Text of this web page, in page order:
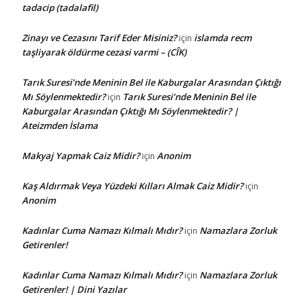
tadacip (tadalafil)
Zinayı ve Cezasını Tarif Eder Misiniz?için islamda recm
taşliyarak öldürme cezasi varmi – (CÎK)
Tarık Suresi’nde Meninin Bel ile Kaburgalar Arasından Çıktığı
Mı Söylenmektedir?için Tarık Suresi’nde Meninin Bel ile
Kaburgalar Arasından Çıktığı Mı Söylenmektedir? |
Ateizmden İslama
Makyaj Yapmak Caiz Midir?için Anonim
Kaş Aldırmak Veya Yüzdeki Kılları Almak Caiz Midir?için
Anonim
Kadınlar Cuma Namazı Kılmalı Mıdır?için Namazlara Zorluk
Getirenler!
Kadınlar Cuma Namazı Kılmalı Mıdır?için Namazlara Zorluk
Getirenler! | Dini Yazılar